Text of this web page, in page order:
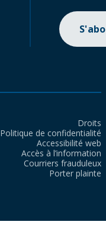
Droits
Politique de confidentialité
Accessibilité web
Accès à l’information
Courriers frauduleux
Porter plainte